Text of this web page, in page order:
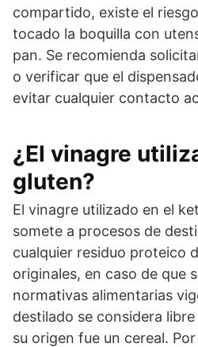
compartido, existe el
tocado la boquilla con
pan. Se recomienda
o verificar que el
evitar cualquier contacto
¿El vinagre
gluten?
El vinagre utilizado en el
somete a procesos de
cualquier residuo proteico
originales, en caso de que
normativas alimentarias
destilado se considera
su origen fue un cereal.